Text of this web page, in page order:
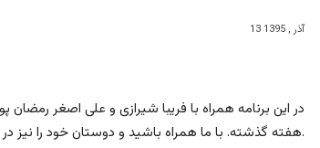
13 آذر , 1395
در این برنامه همراه با فریبا شیرازی و علی اصغر
هفته گذشته. با ما همراه باشید و دوستان خود را نیز در جریان اخبار قرار دهید.